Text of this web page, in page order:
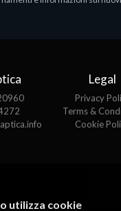
Legal
Privacy
Terms &
Cookie
utilizza cookie